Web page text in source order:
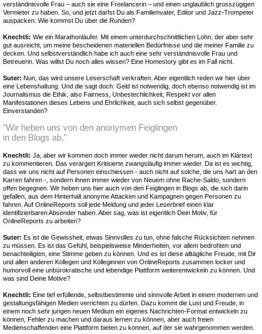
verständnisvolle Frau – auch sie eine Freelancerin – und einen unglaublich grosszügigen
Vermieter zu haben. So, und jetzt darfst Du als Familienvater, Editor und Jazz-Trompeter
auspacken: Wie kommst Du über die Runden?
Knechtli: Wie ein Marathonläufer. Mit einem unterdurchschnittlichen Lohn, der aber sehr
gut ausreicht, um meine bescheidenen materiellen Bedürfnisse und die meiner Familie zu
decken. Und selbstverständlich habe ich auch eine sehr verständnisvolle Frau und
Betreuerin. Was willst Du noch alles wissen? Eine Homestory gibt es im Fall nicht.
Suter: Nun, das wird unsere Leserschaft verkraften. Aber eigentlich reden wir hier über
eine Lebenshaltung. Und die sagt doch: Geld ist notwendig, doch ebenso notwendig ist im
Journalismus die Ethik, also Fairness, Unbestechlichkeit, Respekt vor allen
Manifestationen dieses Lebens und Ehrlichkeit, auch sich selbst gegenüber.
Einverstanden?
"Wir heben uns von den anonymen Feiglingen
in den Blogs ab."
Knechtli: Ja, aber wir kommen doch immer wieder nicht darum herum, auch im Klartext
zu kommentieren. Das verärgert Kritisierte zwangsläufig immer wieder. Da ist es wichtig,
dass wir uns nicht auf Personen einschiessen - auch nicht auf solche, die uns hart an den
Karren fahren -, sondern ihnen immer wieder von Neuem ohne Rache-Saldo, sondern
offen begegnen. Wir heben uns hier auch von den Feiglingen in Blogs ab, die sich darin
gefallen, aus dem Hinterhalt anonyme Attacken und Kampagnen gegen Personen zu
fahren. Auf OnlineReports soll jede Meldung und jeder Leserbrief einen klar
identifizierbaren Absender haben. Aber sag, was ist eigentlich Dein Motiv, für
OnlineReports zu arbeiten?
Suter: Es ist die Gewissheit, etwas Sinnvolles zu tun, ohne falsche Rücksichten nehmen
zu müssen. Es ist das Gefühl, beispielsweise Minderheiten, vor allem bedrohten und
benachteiligten, eine Stimme geben zu können. Und es ist diese alltägliche Freude, mit Dir
und allen anderen Kollegen und Kolleginnen von OnlineReports zusammen locker und
humorvoll eine unbürokratische und lebendige Plattform weiterentwickeln zu können. Und
was sind Deine Motive?
Knechtli: Eine tief erfüllende, selbstbestimmte und sinnvolle Arbeit in einem modernen und
gestaltungsfähigen Medien verrichten zu dürfen. Dazu kommt die Lust und Freude, in
einem noch sehr jungen neuen Medium ein eigenes Nachrichten-Format entwickeln zu
können, Fehler zu machen und daraus lernen zu können, aber auch freien
Medienschaffenden eine Plattform bieten zu können, auf der sie wahrgenommen werden.